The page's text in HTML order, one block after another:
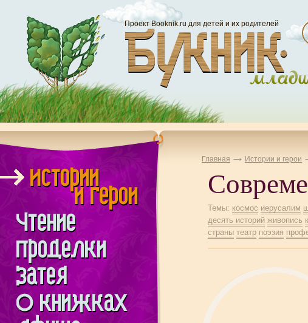
Проект Booknik.ru для детей и их родителей
Главная Истории и герои
Темы: космос иерусалим
десять историй живопись
страны театр поэзия